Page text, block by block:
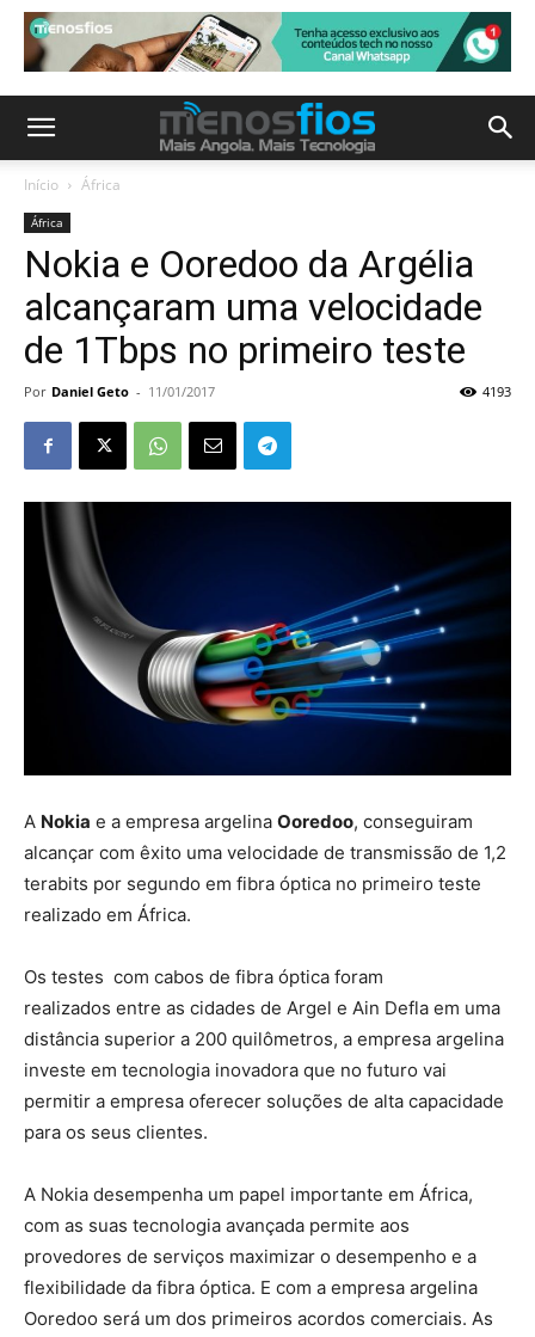
Início África
África
Nokia e Ooredoo da Argélia
alcançaram uma velocidade
de 1Tbps no primeiro teste
Por Daniel Geto - 11/01/2017 4193
A Nokia e a empresa argelina Ooredoo, conseguiram
alcançar com êxito uma velocidade de transmissão de 1,2
terabits por segundo em fibra óptica no primeiro teste
realizado em África.
Os testes com cabos de fibra óptica foram
realizados entre as cidades de Argel e Ain Defla em uma
distância superior a 200 quilômetros, a empresa argelina
investe em tecnologia inovadora que no futuro vai
permitir a empresa oferecer soluções de alta capacidade
para os seus clientes.
A Nokia desempenha um papel importante em África,
com as suas tecnologia avançada permite aos
provedores de serviços maximizar o desempenho e a
flexibilidade da fibra óptica. E com a empresa argelina
Ooredoo será um dos primeiros acordos comerciais. As